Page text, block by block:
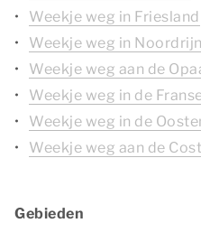
Weekje weg in Friesland
Weekje weg in
Weekje weg aan de
Weekje weg in de
Weekje weg in de
Weekje weg aan de
Gebieden